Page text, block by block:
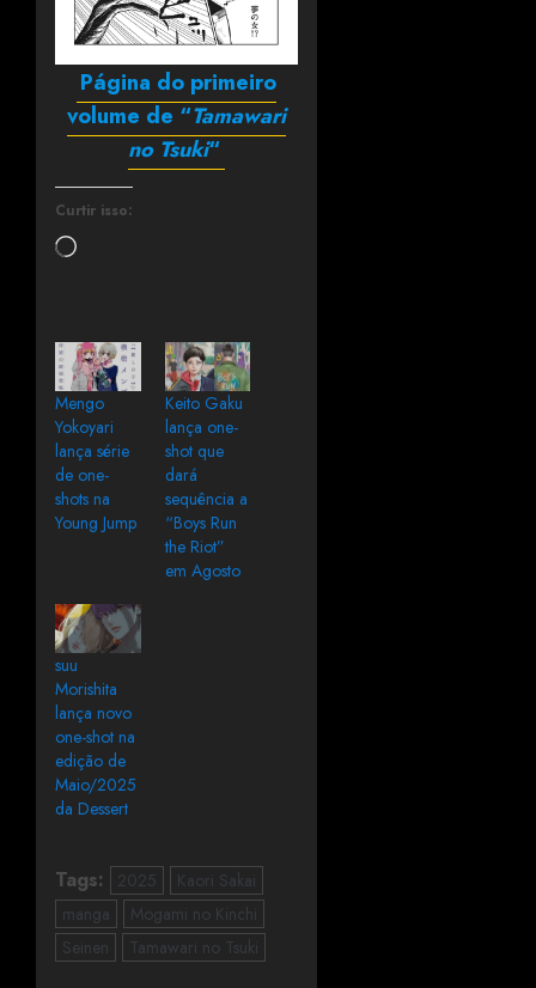
Página do primeiro
volume de “Tamawari
no Tsuki“
Curtir isso:
Mengo
Yokoyari
lança série
de one-
shots na
Young Jump
Keito Gaku
lança one-
shot que
dará
sequência a
“Boys Run
the Riot”
em Agosto
suu
Morishita
lança novo
one-shot na
edição de
Maio/2025
da Dessert
Tags: 2025
Kaori Sakai
manga
Mogami no Kinchi
Seinen
Tamawari no Tsuki